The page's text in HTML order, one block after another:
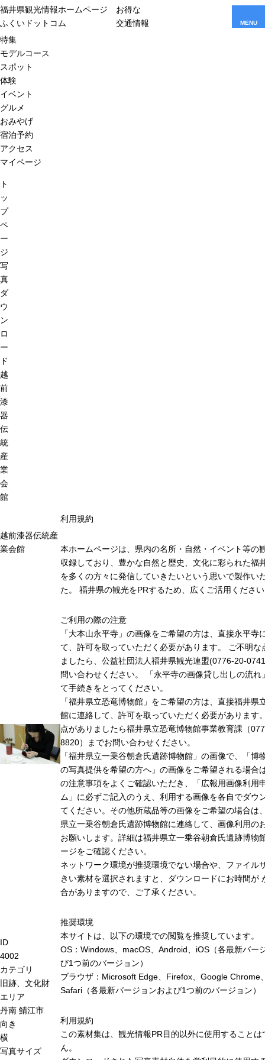
福井県観光情報ホームページ
ふくいドットコム
お得な
交通情報
MENU
特集
モデルコース
スポット
体験
イベント
グルメ
おみやげ
宿泊予約
アクセス
マイページ
ト
ッ
プ
ペ
ー
ジ
写
真
ダ
ウ
ン
ロ
ー
ド
越
前
漆
器
伝
統
産
業
会
館
越前漆器伝統産
業会館
ID
4002
カテゴリ
旧跡、文化財
エリア
丹南 鯖江市
向き
横
写真サイズ
利用規約
本ホームページは、県内の名所・自然・イベント等の
収録しており、豊かな自然と歴史、文化に彩られた福
を多くの方々に発信していきたいという思いで製作い
た。 福井県の観光をPRするため、広くご活用くださ
ご利用の際の注意
「大本山永平寺」の画像をご希望の方は、直接永平寺
て、許可を取っていただく必要があります。 ご不明な
ましたら、公益社団法人福井県観光連盟(0776-20-
問い合わせください。 「永平寺の画像貸し出しの流れ
て手続きをとってください。
「福井県立恐竜博物館」をご希望の方は、直接福井県
館に連絡して、許可を取っていただく必要があります
点がありましたら福井県立恐竜博物館事業教育課（
8820）までお問い合わせください。
「福井県立一乗谷朝倉氏遺跡博物館」の画像で、「博
の写真提供を希望の方へ」の画像をご希望される場合
の注意事項をよくご確認いただき、「広報用画像利用
ム」に必ずご記入のうえ、利用する画像を各自でダウ
てください。その他所蔵品等の画像をご希望の場合は
県立一乗谷朝倉氏遺跡博物館に連絡して、画像利用の
お願いします。詳細は福井県立一乗谷朝倉氏遺跡博物
ージをご確認ください。
ネットワーク環境が推奨環境でない場合や、ファイル
きい素材を選択されますと、ダウンロードにお時間が
合がありますので、ご了承ください。
推奨環境
本サイトは、以下の環境での閲覧を推奨しています。
OS：Windows、macOS、Android、iOS（各最新バー
び1つ前のバージョン）
ブラウザ：Microsoft Edge、Firefox、Google Chrome
Safari（各最新バージョンおよび1つ前のバージョン）
利用規約
この素材集は、観光情報PR目的以外に使用することは
ん。